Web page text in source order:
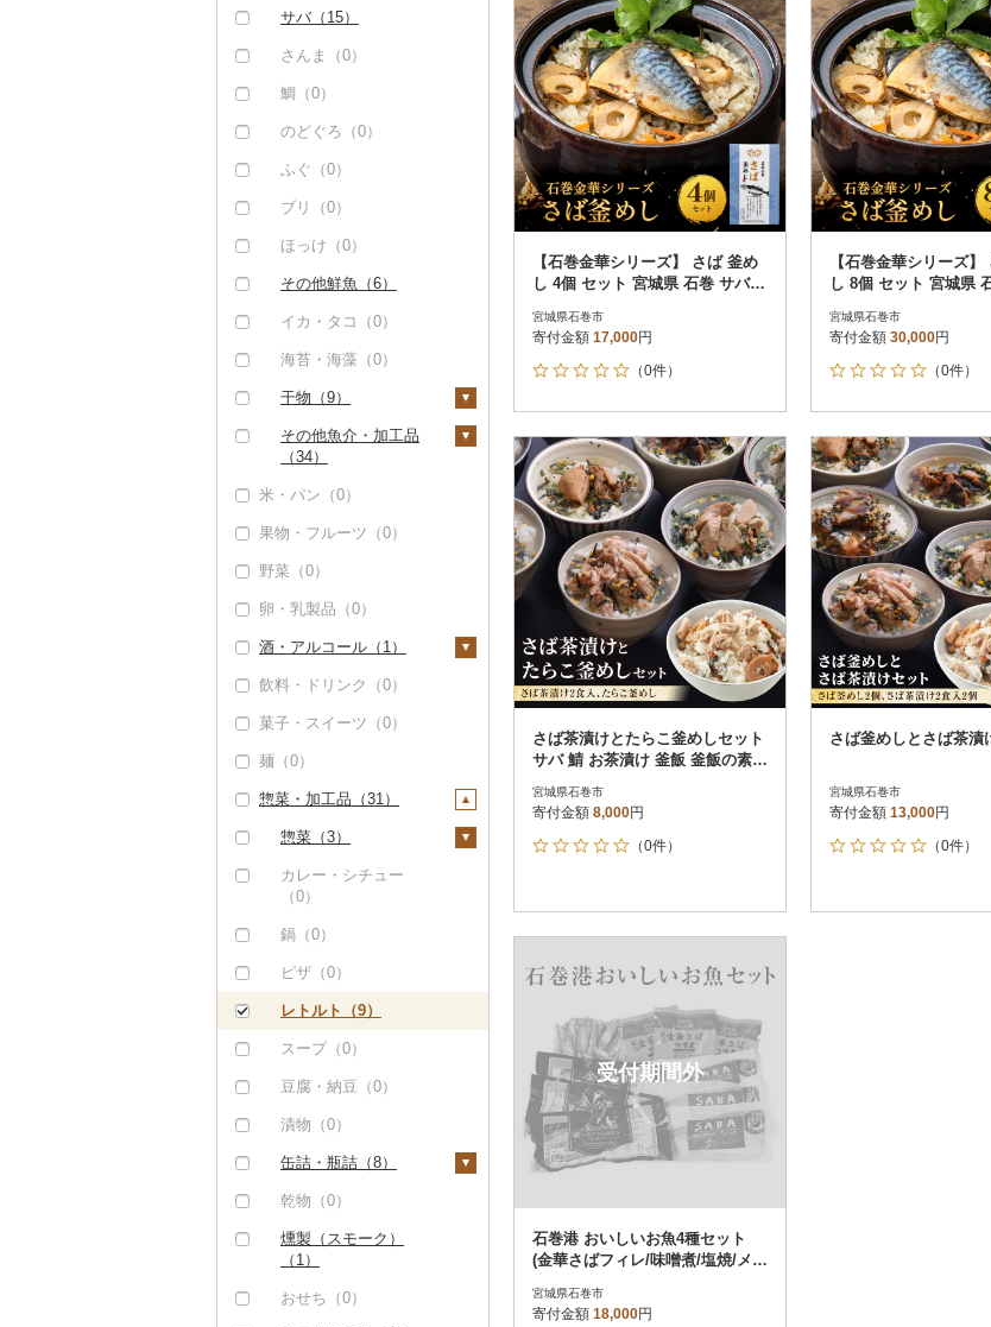
サバ（15）
さんま（0）
鯛（0）
のどぐろ（0）
ふぐ（0）
ブリ（0）
ほっけ（0）
その他鮮魚（6）
イカ・タコ（0）
海苔・海藻（0）
干物（9）
ししゃも（0）
その他魚介・加工品
（34）
しらす・ちりめん
（0）
その他魚介・加工品
米・パン（0）
果物・フルーツ（0）
野菜（0）
卵・乳製品（0）
酒・アルコール（1）
ビール・発泡酒（0）
日本酒（1）
純米大吟醸（0）
純米吟醸（0）
大吟醸（1）
吟醸（0）
焼酎（0）
梅酒（0）
泡盛（0）
ワイン（0）
（0）
甘酒（0）
ノンアルコール（0）
その他酒（0）
飲料・ドリンク（0）
菓子・スイーツ（0）
麺（0）
惣菜・加工品（31）
惣菜（3）
餃子（0）
その他惣菜（3）
カレー・シチュー
（0）
鍋（0）
ピザ（0）
レトルト（9）
スープ（0）
豆腐・納豆（0）
漬物（0）
缶詰・瓶詰（8）
肉（0）
魚（8）
乾物（0）
燻製（スモーク）
（1）
おせち（0）
【石巻金華シリーズ】 さば 釜め
し 4個 セット 宮城県 石巻 サバ
宮城県石巻市
寄付金額 17,000円
（0件）
【石巻金華シリーズ
し 8個 セット 宮城県
宮城県石巻市
寄付金額 30,000円
（0件）
さば茶漬けとたらこ釜めしセット
サバ 鯖 お茶漬け 釜飯 釜飯の素
宮城県石巻市
寄付金額 8,000円
（0件）
さば釜めしとさば茶漬
宮城県石巻市
寄付金額 13,000円
（0件）
受付期間外
石巻港 おいしいお魚4種セット
(金華さばフィレ/味噌煮/塩焼/メヒ
宮城県石巻市
寄付金額 18,000円